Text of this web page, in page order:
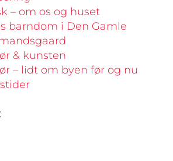
– om os og huset
barndom i Den Gamle
& kunsten
– lidt om byen før og nu